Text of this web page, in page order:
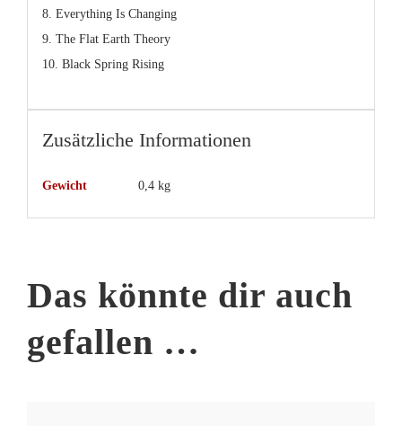
8. Everything Is Changing
9. The Flat Earth Theory
10. Black Spring Rising
Zusätzliche Informationen
Gewicht 0,4 kg
Das könnte dir auch
gefallen …